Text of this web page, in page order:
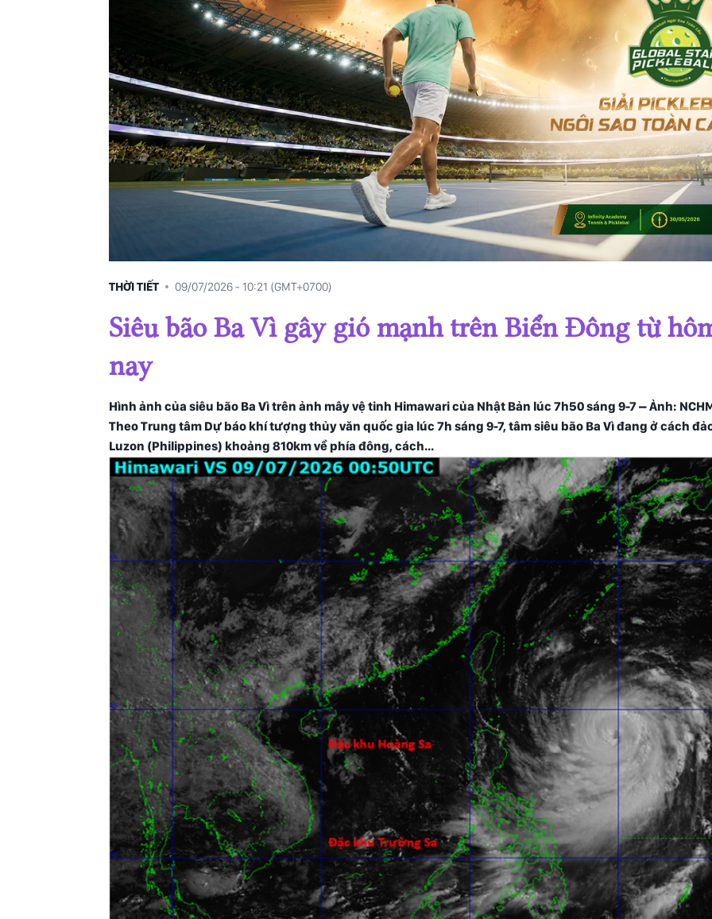
14/06/2025 Giải Pickleball Ngôi sao Toàn cầu lần 4 năm 2025
17/05/2025 Giải Pickleball Ngôi sao Toàn cầu lần 3 năm 2025
26/04/2025 Giải Pickleball Ngôi sao Toàn cầu lần 2 năm 2025
08/03/2025 Giải Pickleball Ngôi sao Toàn cầu lần 1 năm 2025
THỜI TIẾT 09/07/2026 - 10:21 (GMT+0700)
Siêu bão Ba Vì gây gió mạnh trên Biển Đông từ
nay
Hình ảnh của siêu bão Ba Vì trên ảnh mây vệ tinh Himawari của Nhật Bản lúc 7h50 sáng 9-7 – Ảnh:
Theo Trung tâm Dự báo khí tượng thủy văn quốc gia lúc 7h sáng 9-7, tâm siêu bão Ba Vì đang ở cách
Luzon (Philippines) khoảng 810km về phía đông, cách...